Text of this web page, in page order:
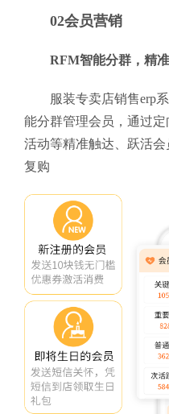
02会员营销
RFM智能分群，精
服装专卖店销售erp
能分群管理会员，通过
活动等精准触达、跃活
复购